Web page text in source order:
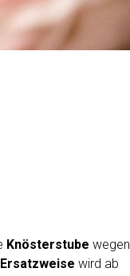
Knösterstube wegen
Ersatzweise wird ab